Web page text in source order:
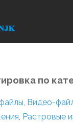
по
, Видео-
, Растровые